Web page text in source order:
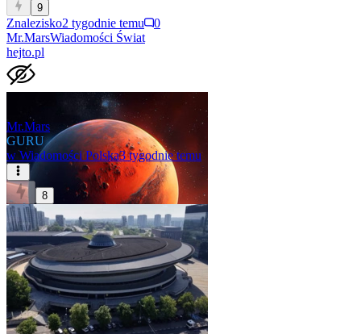
9
Znalezisko2 tygodnie temu
0
Mr.MarsWiadomości Świat
hejto.pl
Mr.Mars
GURU
w Wiadomości Polska3 tygodnie temu
8